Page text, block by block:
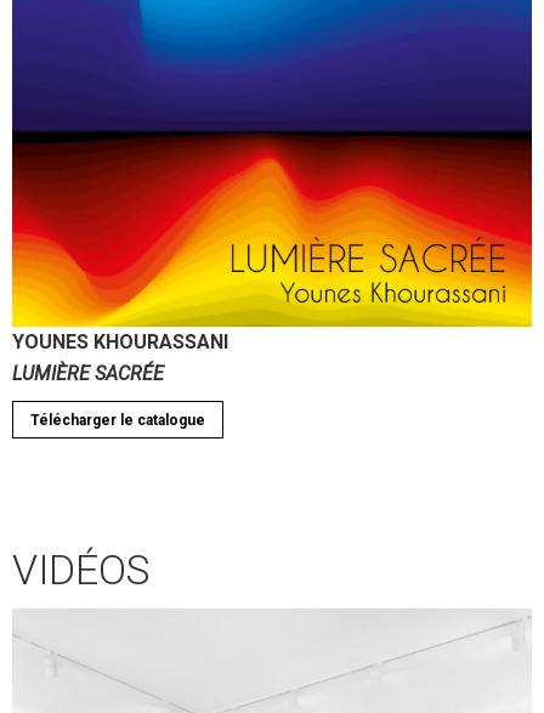
YOUNES KHOURASSANI
LUMIÈRE SACRÉE
Télécharger le catalogue
VIDÉOS